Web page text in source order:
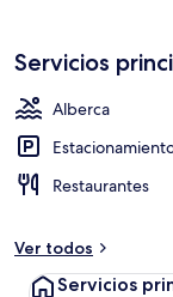
Servicios
Alberca
Restaurantes
Ver todos
Servicios